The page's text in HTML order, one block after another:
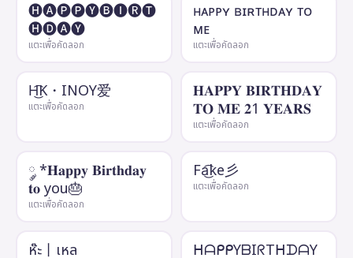
🅗🅐🅟🅟🅨🅑🅘🅡🅣
🅗🅓🅐🅨
แตะเพื่อคัดลอก
ʜᴀᴘᴘʏ ʙɪʀᴛʜᴅᴀʏ ᴛᴏ
ᴍᴇ
แตะเพื่อคัดลอก
H͜͡K・INOY爱
แตะเพื่อคัดลอก
𝐇𝐀𝐏𝐏𝐘 𝐁𝐈𝐑𝐓𝐇𝐃𝐀𝐘
𝐓𝐎 𝐌𝐄 𝟐1 𝐘𝐄𝐀𝐑𝐒
แตะเพื่อคัดลอก
༘ *𝐇𝐚𝐩𝐩𝐲 𝐁𝐢𝐫𝐭𝐡𝐝𝐚𝐲
𝐭𝐨 you🎂
แตะเพื่อคัดลอก
Fa͜͡ke彡
แตะเพื่อคัดลอก
ห๊ะ丨เหล
ᕼᗩᑭᑭYᗷIᖇTᕼᗪᗩY